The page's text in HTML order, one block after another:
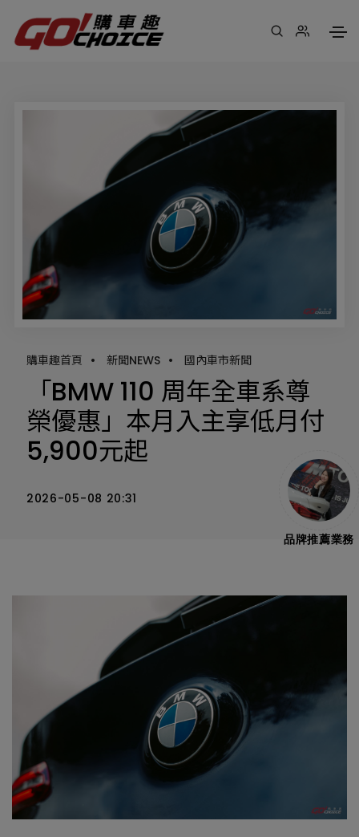
購車趣首頁 • 新聞NEWS • 國內車市新聞
「BMW 110 周年全車系尊
榮優惠」本月入主享低月付
5,900元起
2026-05-08 20:31
品牌推薦業務